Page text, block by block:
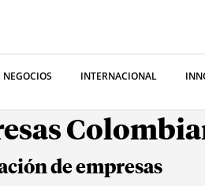
NEGOCIOS INTERNACIONAL
de empresas